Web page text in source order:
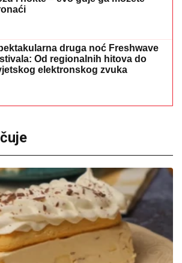
druga noć Freshwave
Od regionalnih hitova do
elektronskog zvuka